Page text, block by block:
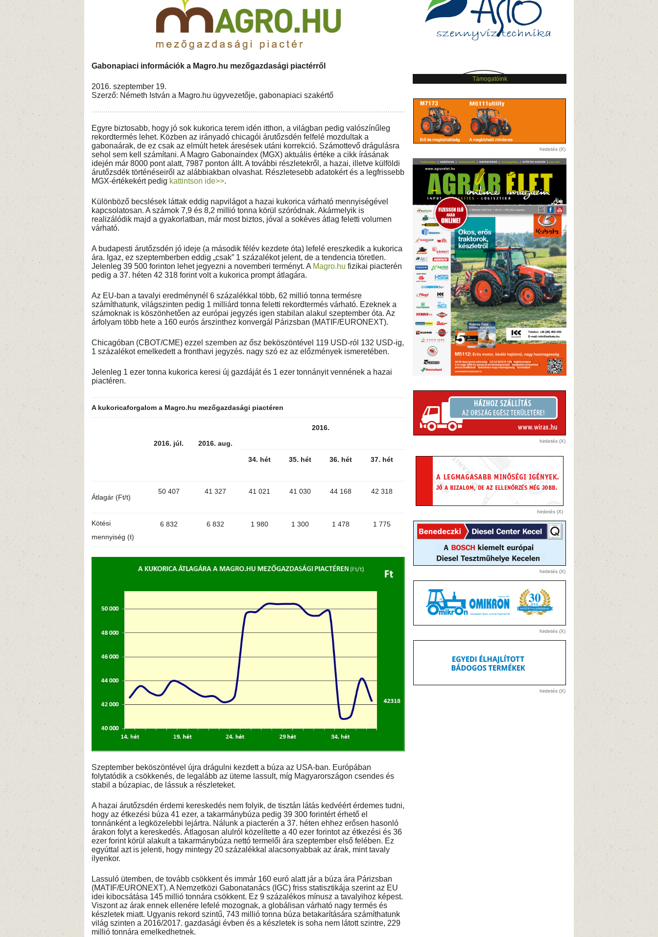
Gabonapiaci információk a Magro.hu mezőgazdasági piactérről
2016. szeptember 19.
Szerző: Németh István a Magro.hu ügyvezetője, gabonapiaci szakértő
Egyre biztosabb, hogy jó sok kukorica terem idén itthon, a világban pedig valószínűleg
rekordtermés lehet. Közben az irányadó chicagói árutőzsdén felfelé mozdultak a
gabonaárak, de ez csak az elmúlt hetek áresések utáni korrekció. Számottevő drágulásra
sehol sem kell számítani. A Magro Gabonaindex (MGX) aktuális értéke a cikk írásának
idején már 8000 pont alatt, 7987 ponton állt. A további részletekről, a hazai, illetve külföldi
árutőzsdék történéseiről az alábbiakban olvashat. Részletesebb adatokért és a legfrissebb
MGX-értékekért pedig kattintson ide>>.
Különböző becslések láttak eddig napvilágot a hazai kukorica várható mennyiségével
kapcsolatosan. A számok 7,9 és 8,2 millió tonna körül szóródnak. Akármelyik is
realizálódik majd a gyakorlatban, már most biztos, jóval a sokéves átlag feletti volumen
várható.
A budapesti árutőzsdén jó ideje (a második félév kezdete óta) lefelé ereszkedik a kukorica
ára. Igaz, ez szeptemberben eddig „csak” 1 százalékot jelent, de a tendencia töretlen.
Jelenleg 39 500 forinton lehet jegyezni a novemberi terményt. A Magro.hu fizikai piacterén
pedig a 37. héten 42 318 forint volt a kukorica prompt átlagára.
Az EU-ban a tavalyi eredménynél 6 százalékkal több, 62 millió tonna termésre
számíthatunk, világszinten pedig 1 milliárd tonna feletti rekordtermés várható. Ezeknek a
számoknak is köszönhetően az európai jegyzés igen stabilan alakul szeptember óta. Az
árfolyam több hete a 160 eurós árszinthez konvergál Párizsban (MATIF/EURONEXT).
Chicagóban (CBOT/CME) ezzel szemben az ősz beköszöntével 119 USD-ról 132 USD-ig,
1 százalékot emelkedett a fronthavi jegyzés. nagy szó ez az előzmények ismeretében.
Jelenleg 1 ezer tonna kukorica keresi új gazdáját és 1 ezer tonnányit vennének a hazai
piactéren.
A kukoricaforgalom a Magro.hu mezőgazdasági piactéren
2016. júl. 2016. aug.
2016.
34. hét 35. hét 36. hét 37. hét
Átlagár (Ft/t)
50 407 41 327 41 021 41 030 44 168 42 318
Kötési
mennyiség (t)
6 832 6 832 1 980 1 300 1 478 1 775
Szeptember beköszöntével újra drágulni kezdett a búza az USA-ban. Európában
folytatódik a csökkenés, de legalább az üteme lassult, míg Magyarországon csendes és
stabil a búzapiac, de lássuk a részleteket.
A hazai árutőzsdén érdemi kereskedés nem folyik, de tisztán látás kedvéért érdemes tudni,
hogy az étkezési búza 41 ezer, a takarmánybúza pedig 39 300 forintért érhető el
tonnánként a legközelebbi lejártra. Nálunk a piacterén a 37. héten ehhez erősen hasonló
árakon folyt a kereskedés. Átlagosan alulról közelítette a 40 ezer forintot az étkezési és 36
ezer forint körül alakult a takarmánybúza nettó termelői ára szeptember első felében. Ez
egyúttal azt is jelenti, hogy mintegy 20 százalékkal alacsonyabbak az árak, mint tavaly
ilyenkor.
Lassuló ütemben, de tovább csökkent és immár 160 euró alatt jár a búza ára Párizsban
(MATIF/EURONEXT). A Nemzetközi Gabonatanács (IGC) friss statisztikája szerint az EU
idei kibocsátása 145 millió tonnára csökkent. Ez 9 százalékos mínusz a tavalyihoz képest.
Viszont az árak ennek ellenére lefelé mozognak, a globálisan várható nagy termés és
készletek miatt. Ugyanis rekord szintű, 743 millió tonna búza betakarítására számíthatunk
világ szinten a 2016/2017. gazdasági évben és a készletek is soha nem látott szintre, 229
millió tonnára emelkedhetnek.